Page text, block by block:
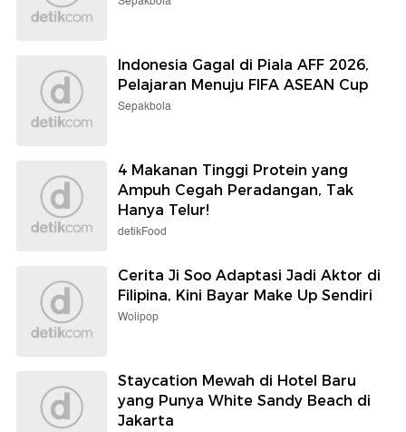
Indonesia Gagal di Piala AFF 2026,
Pelajaran Menuju FIFA ASEAN Cup
Sepakbola
4 Makanan Tinggi Protein yang
Ampuh Cegah Peradangan, Tak
Hanya Telur!
detikFood
Cerita Ji Soo Adaptasi Jadi Aktor di
Filipina, Kini Bayar Make Up Sendiri
Wolipop
Staycation Mewah di Hotel Baru
yang Punya White Sandy Beach di
Jakarta